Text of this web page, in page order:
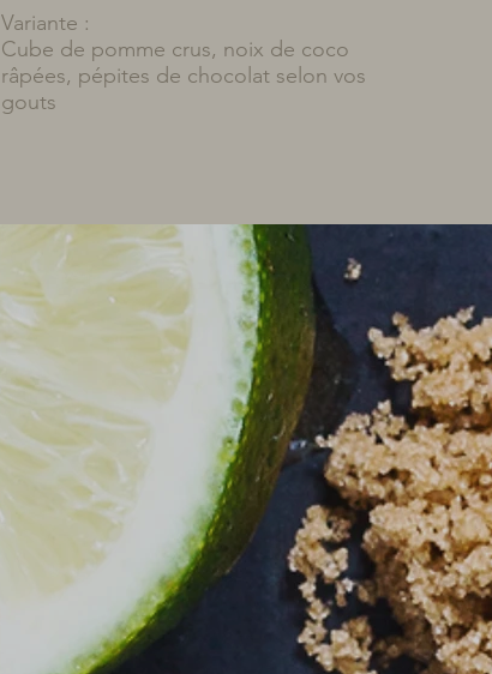
Variante :
Cube de pomme crus, noix de coco
râpées, pépites de chocolat selon vos
gouts